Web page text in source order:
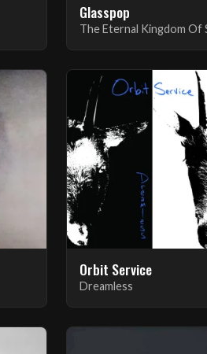
Glasspop
Orbit Service
Dreamless